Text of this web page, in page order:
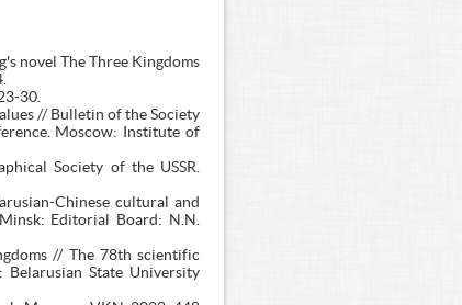
novel The Three Kingdoms
30.
// Bulletin of the Society
Moscow: Institute of
Society of the USSR.
Chinese cultural and
Editorial Board: N.N.
// The 78th scientific
State University